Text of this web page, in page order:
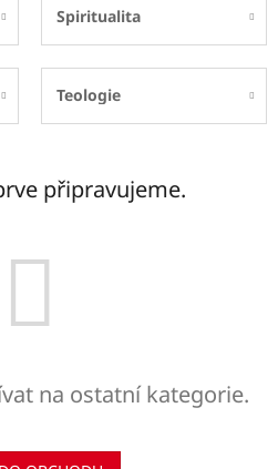
Spiritualita
Teologie
připravujeme.
na ostatní kategorie.